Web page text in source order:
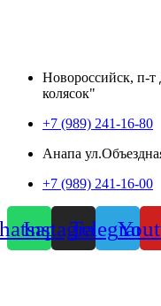
Новороссийск, п-
колясок"
+7 (989) 241-16-80
Анапа
+7 (989) 241-16-00
InstagramTelegram